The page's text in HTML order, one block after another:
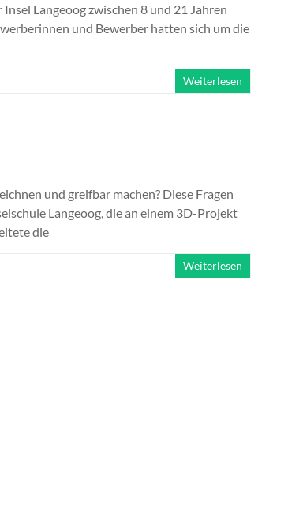
Langeoog zwischen 8 und 21 Jahren
und Bewerber hatten sich um die
Weiterlesen
und greifbar machen? Diese Fragen
Langeoog, die an einem 3D-Projekt
die
Weiterlesen